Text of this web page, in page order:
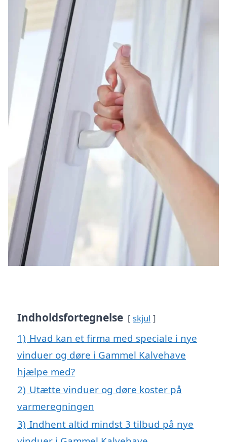
Indholdsfortegnelse skjul
1) Hvad kan et firma med speciale i nye
vinduer og døre i Gammel Kalvehave
hjælpe med?
2) Utætte vinduer og døre koster på
varmeregningen
3) Indhent altid mindst 3 tilbud på nye